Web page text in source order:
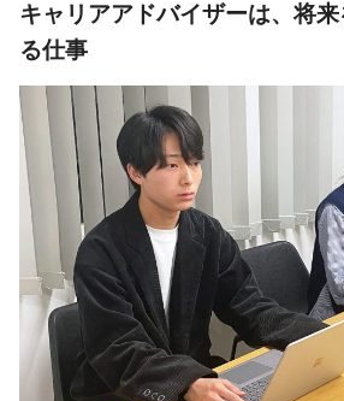
キャリアアドバイザーは、将
る仕事